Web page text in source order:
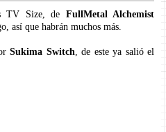
TV Size, de FullMetal Alchemist
así que habrán muchos más.
Sukima Switch, de este ya salió el